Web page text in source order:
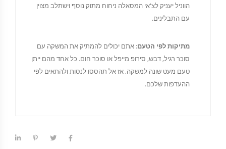
הווניל יעניק לצ'אי המסאלה ניחוח מתוק נוסף וישתלב מצוין
עם התבלינים.
מתיקות לפי הטעם: אתם יכולים להמתיק את המשקה עם
סוכר רגיל, דבש, סירופ מייפל או סוכר חום. כל אחד מהם ייתן
טעם מעט שונה למשקה, אז אל תהססו לנסות ולהתאים לפי
ההעדפות שלכם.